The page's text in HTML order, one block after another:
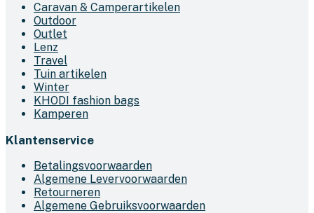
Caravan & Camperartikelen
Outdoor
Outlet
Lenz
Travel
Tuin artikelen
Winter
KHODI fashion bags
Kamperen
Klantenservice
Betalingsvoorwaarden
Algemene Levervoorwaarden
Retourneren
Algemene Gebruiksvoorwaarden